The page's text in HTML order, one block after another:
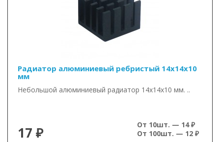
Радиатор алюминиевый ребристый 14х14х10
мм
Небольшой алюминиевый радиатор 14х14х10 мм. ..
17 ₽
От 10шт. — 14 ₽
От 100шт. — 12 ₽